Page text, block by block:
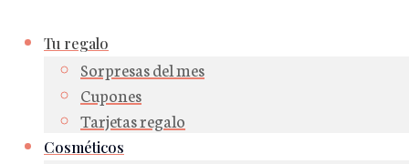
Tu regalo
Sorpresas del mes
Cupones
Tarjetas regalo
Cosméticos